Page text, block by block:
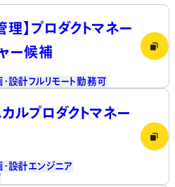
】プロダクトマネー
ー候補
・設計フルリモート勤務可
カルプロダクトマネー
・設計 エンジニア